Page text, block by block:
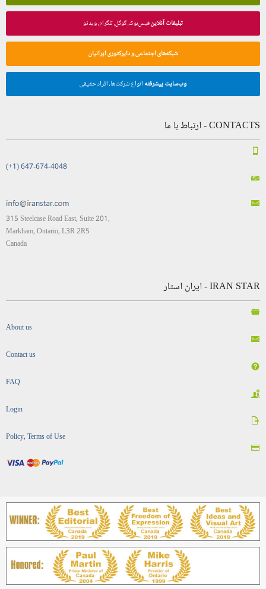
تبلیغات آنلاینفیس‌بوک، گوگل، تلگرام، ویدئو
شبکه‌های اجتماعی و دایرکتوری ایرانیان
وب‌سایت پیشرفته انواع شرکت‌ها، افراد حقیقی
CONTACTS - ارتباط با ما
(+1) 647-674-4048
315 Steelcase Road East, Suite 201,
Markham, Ontario, L3R 2R5
Canada
IRAN STAR - ایران استار
About us
Contact us
FAQ
Login
Policy, Terms of Use